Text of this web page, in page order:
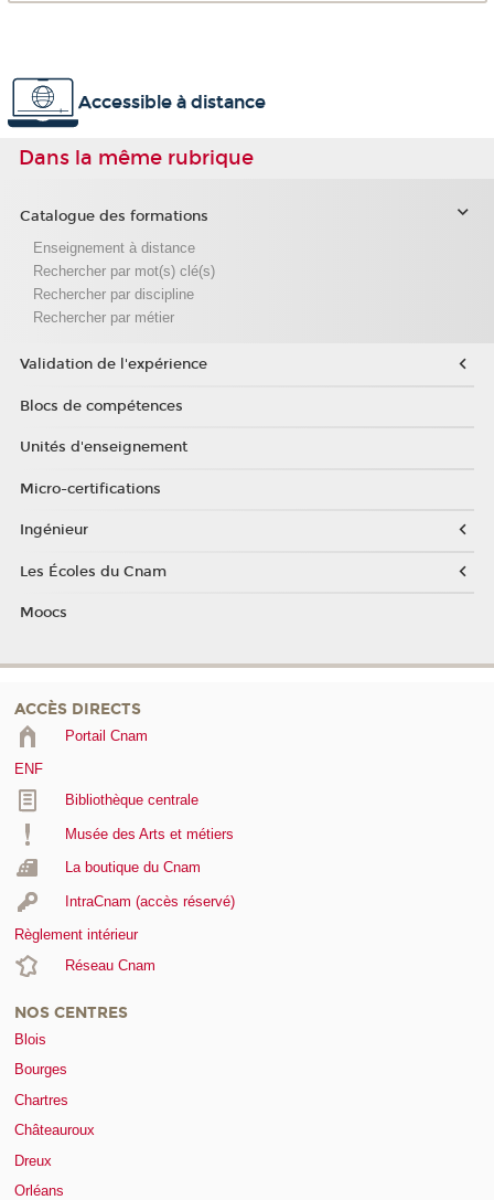
Accessible à distance
Dans la même rubrique
Catalogue des formations
Enseignement à distance
Rechercher par mot(s) clé(s)
Rechercher par discipline
Rechercher par métier
Validation de l'expérience
Blocs de compétences
Unités d'enseignement
Micro-certifications
Ingénieur
Les Écoles du Cnam
Moocs
ACCÈS DIRECTS
Portail Cnam
ENF
Bibliothèque centrale
Musée des Arts et métiers
La boutique du Cnam
IntraCnam (accès réservé)
Règlement intérieur
Réseau Cnam
NOS CENTRES
Blois
Bourges
Chartres
Châteauroux
Dreux
Orléans